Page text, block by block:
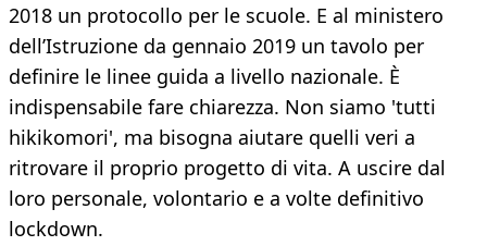
2018 un protocollo per le scuole. E al ministero
dell’Istruzione da gennaio 2019 un tavolo per
definire le linee guida a livello nazionale. È
indispensabile fare chiarezza. Non siamo 'tutti
hikikomori', ma bisogna aiutare quelli veri a
ritrovare il proprio progetto di vita. A uscire dal
loro personale, volontario e a volte definitivo
lockdown.